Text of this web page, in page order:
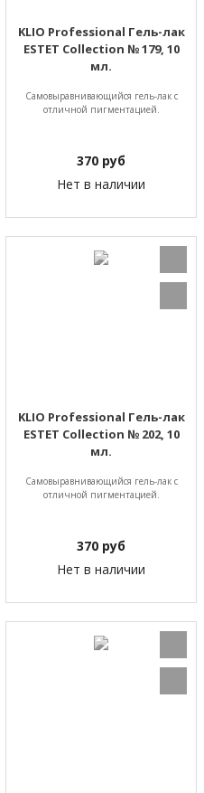
KLIO Professional Гель-лак
ESTET Collection № 179, 10
мл.
Самовыравнивающийся гель-лак с
отличной пигментацией.
370 руб
Нет в наличии
KLIO Professional Гель-лак
ESTET Collection № 202, 10
мл.
Самовыравнивающийся гель-лак с
отличной пигментацией.
370 руб
Нет в наличии